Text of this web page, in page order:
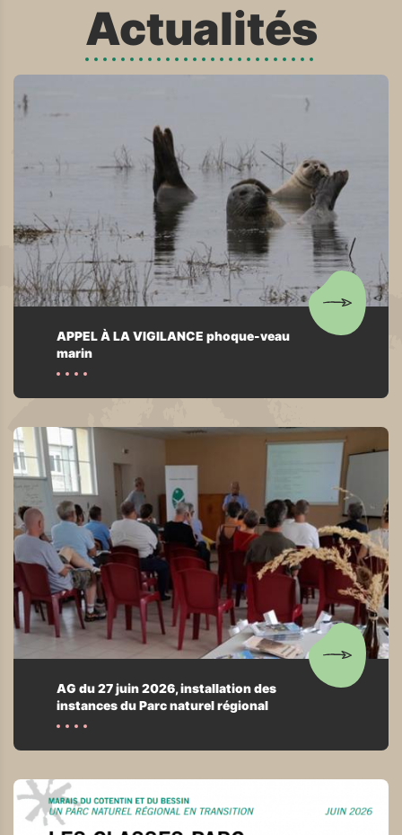
Actualités
APPEL À LA VIGILANCE phoque-veau
marin
AG du 27 juin 2026, installation des
instances du Parc naturel régional